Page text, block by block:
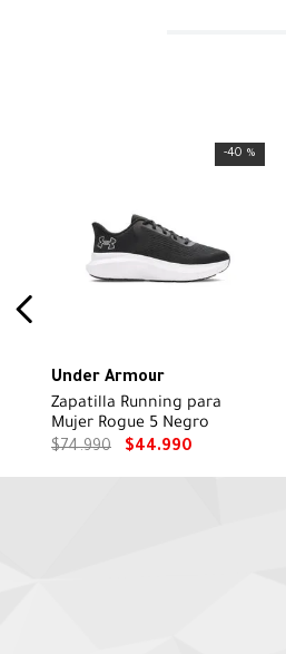
-40 %
Under Armour
Zapatilla Running para
Mujer Rogue 5 Negro
$74.990 $44.990